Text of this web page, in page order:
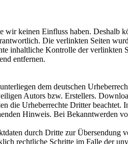
keinen Einfluss haben.
Die verlinkten Seiten
inhaltliche Kontrolle der
entfernen.
dem deutschen
Autors bzw. Erstellers.
die Urheberrechte Dritter
Hinweis. Bei Bekanntwerden
durch Dritte zur
rechtliche Schritte im Falle der